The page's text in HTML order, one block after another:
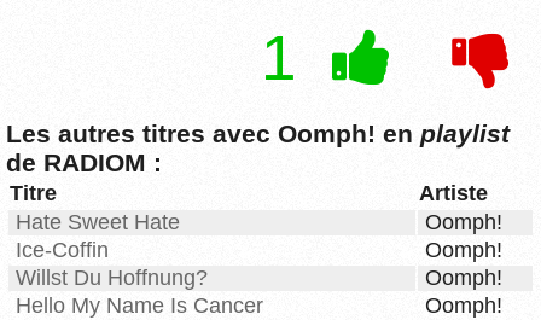
1
Les autres titres avec Oomph! en playlist
de RADIOM :
Titre
Artiste
Hate Sweet Hate
Oomph!
Ice-Coffin
Oomph!
Willst Du Hoffnung?
Oomph!
Hello My Name Is Cancer
Oomph!